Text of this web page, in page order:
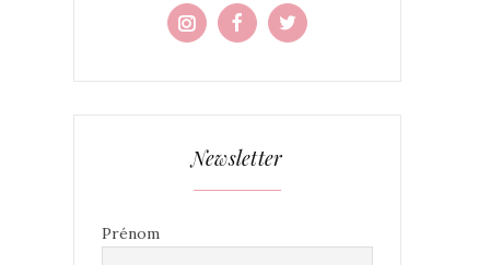
Newsletter
Prénom